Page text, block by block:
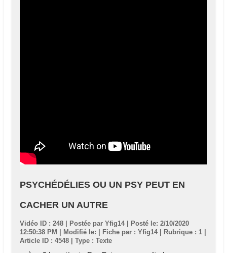
PSYCHÉDÉLIES OU UN PSY PEUT EN
CACHER UN AUTRE
Vidéo ID : 248 | Postée par Yfig14 | Posté le: 2/10/2020
12:50:38 PM | Modifié le: | Fiche par : Yfig14 | Rubrique : 1 |
Article ID : 4548 | Type : Texte